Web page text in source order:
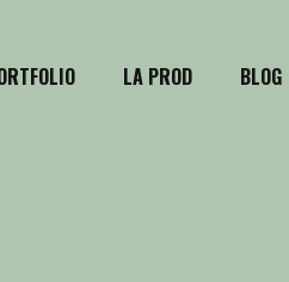
LA PROD BLOG